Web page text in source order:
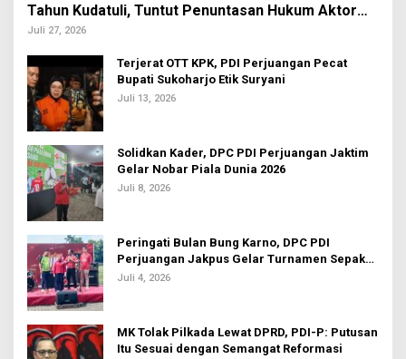
Tahun Kudatuli, Tuntut Penuntasan Hukum Aktor
Intelektual
Juli 27, 2026
Terjerat OTT KPK, PDI Perjuangan Pecat
Bupati Sukoharjo Etik Suryani
Juli 13, 2026
Solidkan Kader, DPC PDI Perjuangan Jaktim
Gelar Nobar Piala Dunia 2026
Juli 8, 2026
Peringati Bulan Bung Karno, DPC PDI
Perjuangan Jakpus Gelar Turnamen Sepak
Bola U-20
Juli 4, 2026
MK Tolak Pilkada Lewat DPRD, PDI-P: Putusan
Itu Sesuai dengan Semangat Reformasi